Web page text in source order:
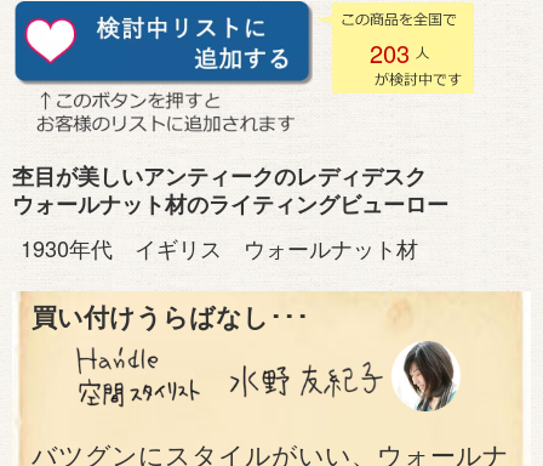
203
杢目が美しいアンティークのレディデスク
ウォールナット材のライティングビューロー
1930年代 イギリス ウォールナット材
買い付けうらばなし･･･
バツグンにスタイルがいい、ウォールナ